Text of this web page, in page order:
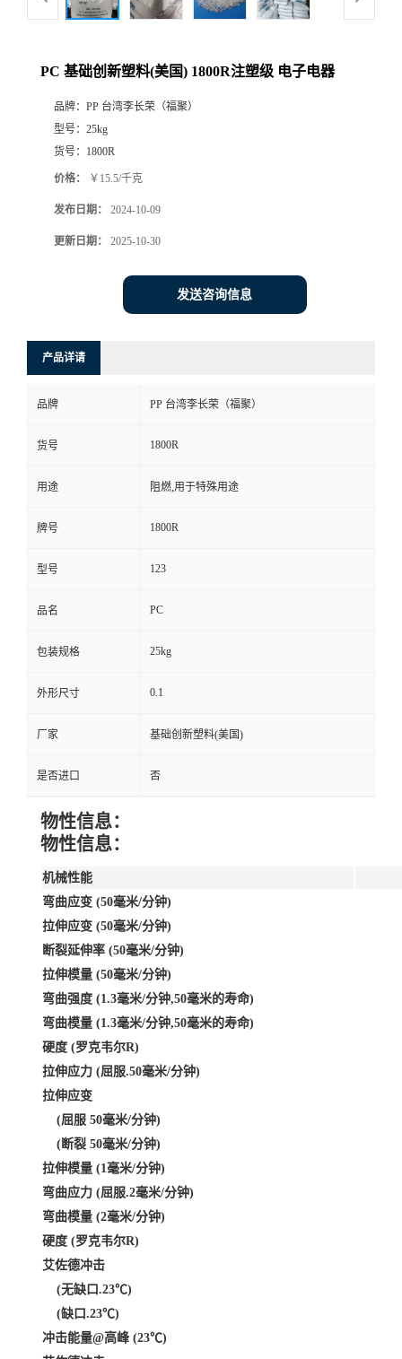
PC 基础创新塑料(美国) 1800R注塑级 电子电器
品牌： PP 台湾李长荣（福聚）
型号： 25kg
货号： 1800R
价格： ￥15.5/千克
发布日期： 2024-10-09
更新日期： 2025-10-30
发送咨询信息
产品详请
品牌 PP 台湾李长荣（福聚）
货号 1800R
用途 阻燃,用于特殊用途
牌号 1800R
型号 123
品名 PC
包装规格 25kg
外形尺寸 0.1
厂家 基础创新塑料(美国)
是否进口 否
物性信息：
物性信息：
机械性能
弯曲应变 (50毫米/分钟)
拉伸应变 (50毫米/分钟)
断裂延伸率 (50毫米/分钟)
拉伸模量 (50毫米/分钟)
弯曲强度 (1.3毫米/分钟,50毫米的寿命)
弯曲模量 (1.3毫米/分钟,50毫米的寿命)
硬度 (罗克韦尔R)
拉伸应力 (屈服.50毫米/分钟)
拉伸应变
(屈服 50毫米/分钟)
(断裂 50毫米/分钟)
拉伸模量 (1毫米/分钟)
弯曲应力 (屈服.2毫米/分钟)
弯曲模量 (2毫米/分钟)
硬度 (罗克韦尔R)
艾佐德冲击
(无缺口.23℃)
(缺口.23℃)
冲击能量@高峰 (23℃)